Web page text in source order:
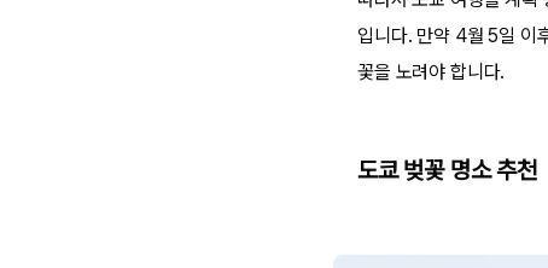
입니다. 만약 4월 5일 이
꽃을 노려야 합니다.
도쿄 벚꽃 명소 추천